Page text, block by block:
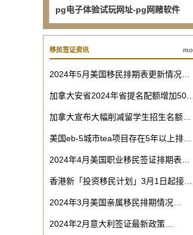
pg电子体验试玩网址-pg网赌软件
移民签证资讯
2024年5月美国移民排期表更新情况…
加拿大安省2024年省提名配额增加50…
加拿大宣布大幅削减留学生招生名额…
美国eb-5城市tea项目存在5年以上排…
2024年4月美国职业移民签证排期表…
香港新「投资移民计划」3月1日起接…
2024年3月美国亲属移民排期情况…
2024年2月意大利签证最新政策…